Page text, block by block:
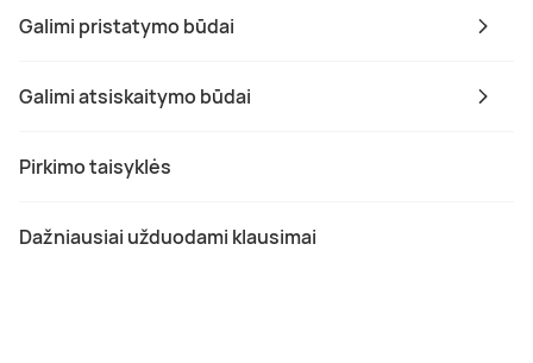
Galimi pristatymo būdai
Galimi atsiskaitymo būdai
Pirkimo taisyklės
Dažniausiai užduodami klausimai